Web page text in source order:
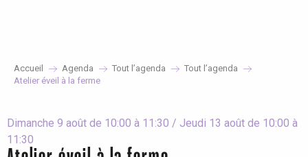
Accueil Agenda Tout l’agenda
Tout l’agenda
Atelier éveil à la ferme
Dimanche 9 août de 10:00 à 11:30 / Jeudi 13 août de 10:00 à
11:30